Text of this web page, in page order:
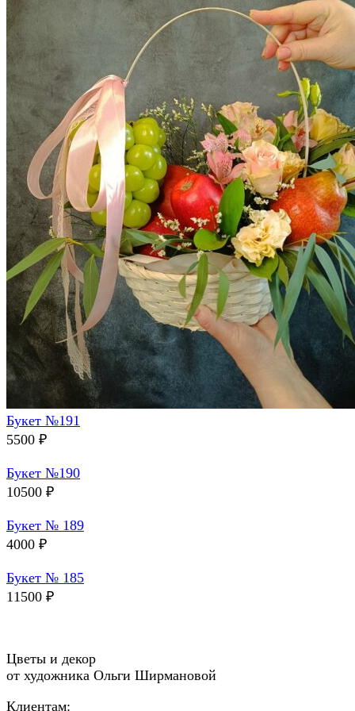
Букет №191
5500 ₽
Букет №190
10500 ₽
Букет № 189
4000 ₽
Букет № 185
11500 ₽
Цветы и декор
от художника Ольги Ширмановой
Клиентам: